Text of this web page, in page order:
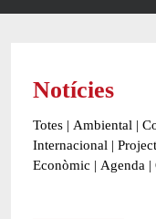
Notícies
Totes | Ambiental |
Internacional |
Econòmic | Agenda |